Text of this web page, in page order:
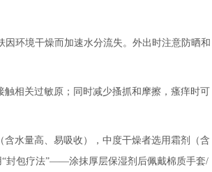
因环境干燥而加速水分流失。外出时注意防晒和
相关过敏原；同时减少搔抓和摩擦，瘙痒时可
水量高、易吸收），中度干燥者选用霜剂（含
封包疗法”——涂抹厚层保湿剂后佩戴棉质手套/